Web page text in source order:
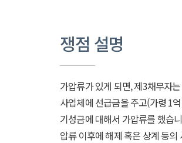
쟁점 설명
가압류가 있게 되면, 제3채무자
사업체에 선급금을 주고(가령 1
기성금에 대해서 가압류를 했습
압류 이후에 해제 혹은 상계 등